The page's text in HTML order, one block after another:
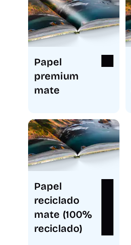
Papel
premium
mate
Papel
reciclado
mate (100%
reciclado)